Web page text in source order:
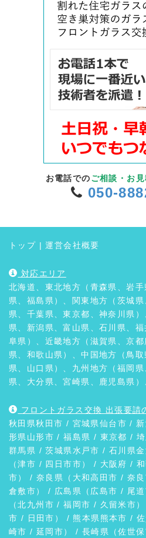
お電話での ご相談・お
050-
トップ |運営会社概要
対応エリア
北海道、東北地方（青森県、岩
県、福島県）、関東地方（茨城
県、千葉県、東京都、神奈川県
県、新潟県、富山県、石川県、
阜県）、近畿地方（滋賀県、京
県、和歌山県）、中国地方（鳥
県、山口県）、九州地方（福岡
県、大分県、宮崎県、鹿児島県
フロントガラス交換 出張要請
秋田県秋田市 / 宮城県仙台市 / 新
形県 山形市 /福島県 / 東京都 /
群馬県 / 茨城県水戸市 / 石川県
（津市 / 四日市市） / 大阪府 /
市） / 奈良県（ 大和高田市 / 奈
倉敷市） / 広島県（ 広島市 / 尾
（北九州市 /福岡市 / 久留米市
市 / 日田市 ） / 熊本県熊本市 /
崎市 /延岡市） / 長崎県（佐世